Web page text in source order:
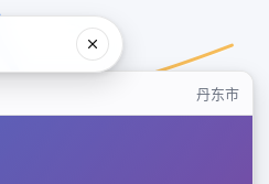
丹东市